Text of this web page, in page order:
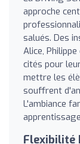
approche
salués. Des
Alice,
cités pour
mettre les
souffrent
L'ambiance
Flexibilité